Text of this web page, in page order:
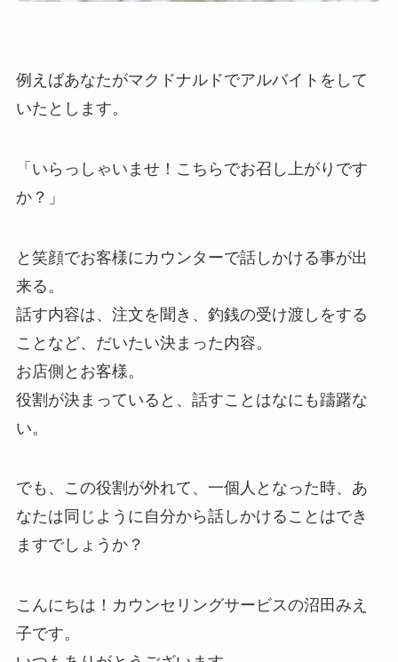
例えばあなたがマクドナルドでアルバイトをして
いたとします。
「いらっしゃいませ！こちらでお召し上がりです
か？」
と笑顔でお客様にカウンターで話しかける事が出
来る。
話す内容は、注文を聞き、釣銭の受け渡しをする
ことなど、だいたい決まった内容。
お店側とお客様。
役割が決まっていると、話すことはなにも躊躇な
い。
でも、この役割が外れて、一個人となった時、あ
なたは同じように自分から話しかけることはでき
ますでしょうか？
こんにちは！カウンセリングサービスの沼田みえ
子です。